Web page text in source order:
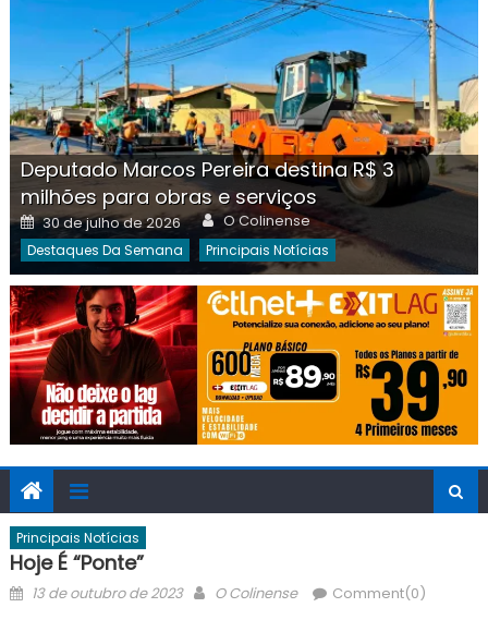
Deputado Marcos Pereira destina R$ 3
milhões para obras e serviços
Posted
on
30 de julho de 2026 Author
O Colinense
Destaques Da Semana Principais Notícias
Principais Notícias
Hoje É “ponte”
Posted
13 de outubro de 2023 Author
O Colinense Comment(0)